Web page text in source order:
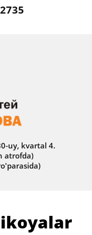
uy, kvartal 4.
atrofda)